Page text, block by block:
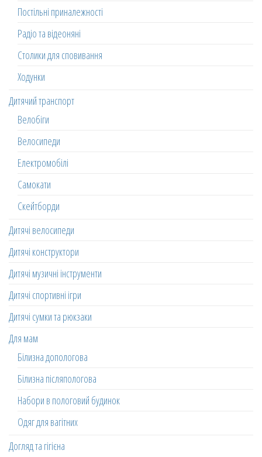
Постільні приналежності
Радіо та відеоняні
Столики для сповивання
Ходунки
Дитячий транспорт
Велобіги
Велосипеди
Електромобілі
Самокати
Скейтборди
Дитячі велосипеди
Дитячі конструктори
Дитячі музичні інструменти
Дитячі спортивні ігри
Дитячі сумки та рюкзаки
Для мам
Білизна допологова
Білизна післяпологова
Набори в пологовий будинок
Одяг для вагітних
Догляд та гігієна